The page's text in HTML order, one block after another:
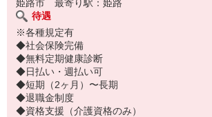
姫路市 最寄り駅：姫路
待遇
※各種規定有
◆社会保険完備
◆無料定期健康診断
◆日払い・週払い可
◆短期（2ヶ月）〜長期
◆退職金制度
◆資格支援（介護資格のみ）